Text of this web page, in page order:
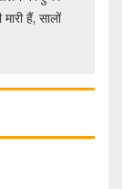
हैं, सालों